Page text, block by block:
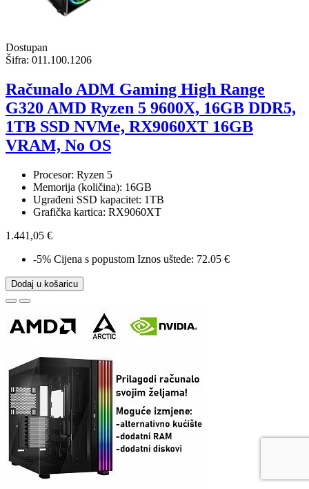
Dostupan
Šifra: 011.100.1206
Računalo ADM Gaming High Range
G320 AMD Ryzen 5 9600X, 16GB DDR5,
1TB SSD NVMe, RX9060XT 16GB
VRAM, No OS
Procesor: Ryzen 5
Memorija (količina): 16GB
Ugrađeni SSD kapacitet: 1TB
Grafička kartica: RX9060XT
1.441,05 €
-5% Cijena s popustom Iznos uštede: 72.05 €
Dodaj u košaricu